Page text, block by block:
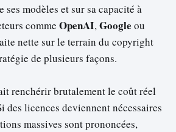
modèles et sur sa capacité à
comme OpenAI,Google ou
nette sur le terrain du copyright
de plusieurs façons.
renchérir brutalement le coût réel
des licences deviennent nécessaires
massives sont prononcées,